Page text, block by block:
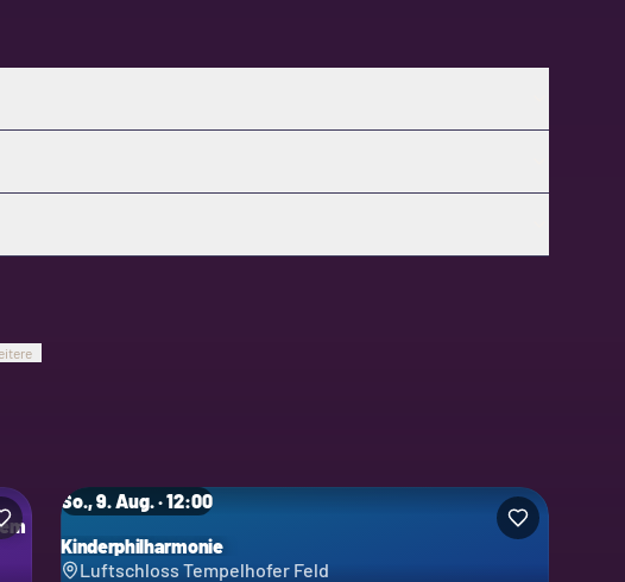
So., 9. Aug. · 12:00
Kinderphilharmonie
Luftschloss Tempelhofer Feld